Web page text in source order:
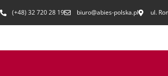
(+48) 32 720 28 19 biuro@abies-polska.pl ul.